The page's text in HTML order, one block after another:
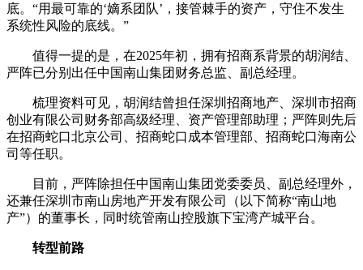
底。“用最可靠的‘嫡系团队’，接管棘手的资产，守住不发生
系统性风险的底线。”
值得一提的是，在2025年初，拥有招商系背景的胡润结、
严阵已分别出任中国南山集团财务总监、副总经理。
梳理资料可见，胡润结曾担任深圳招商地产、深圳市招商
创业有限公司财务部高级经理、资产管理部助理；严阵则先后
在招商蛇口北京公司、招商蛇口成本管理部、招商蛇口海南公
司等任职。
目前，严阵除担任中国南山集团党委委员、副总经理外，
还兼任深圳市南山房地产开发有限公司（以下简称“南山地
产”）的董事长，同时统管南山控股旗下宝湾产城平台。
转型前路